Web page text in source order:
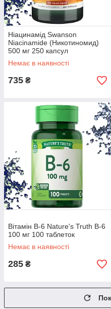
Ніацинамід Swanson
Niacinamide (Никотиномид)
500 мг 250 капсул
Немає в наявності
735 ₴
Вітамін В-6 Nature's Truth B-6
100 мг 100 таблеток
Немає в наявності
285 ₴